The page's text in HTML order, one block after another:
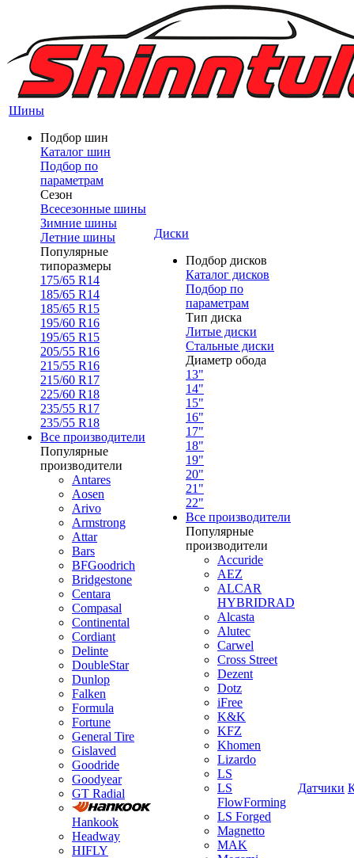
Шины
Подбор шин
Каталог шин
Подбор по
параметрам
Сезон
Всесезонные шины
Зимние шины
Летние шины
Популярные
типоразмеры
175/65 R14
185/65 R14
185/65 R15
195/60 R16
195/65 R15
205/55 R16
215/55 R16
215/60 R17
225/60 R18
235/55 R17
235/55 R18
Все производители
Популярные
производители
Antares
Aosen
Arivo
Armstrong
Attar
Bars
BFGoodrich
Bridgestone
Centara
Compasal
Continental
Cordiant
Delinte
DoubleStar
Dunlop
Falken
Formula
Fortune
General Tire
Gislaved
Goodride
Goodyear
GT Radial
Hankook
Headway
HIFLY
Диски
Подбор дисков
Каталог дисков
Подбор по
параметрам
Тип диска
Литые диски
Стальные диски
Диаметр обода
13"
14"
15"
16"
17"
18"
19"
20"
21"
22"
Все производители
Популярные
производители
Accuride
AEZ
ALCAR
HYBRIDRAD
Alcasta
Alutec
Carwel
Cross Street
Dezent
Dotz
iFree
K&K
KFZ
Khomen
Lizardo
LS
LS
FlowForming
LS Forged
Magnetto
MAK
Датчики